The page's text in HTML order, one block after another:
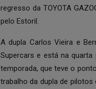
regresso da TOYOTA
pelo Estoril.
A dupla Carlos Vieira e
Supercars e está na
temporada, que teve o
trabalho da dupla de pilotos